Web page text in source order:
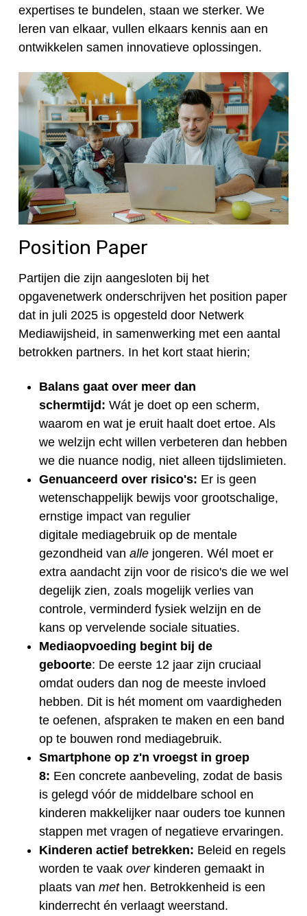
expertises te bundelen, staan we sterker. We
leren van elkaar, vullen elkaars kennis aan en
ontwikkelen samen innovatieve oplossingen.
Position Paper
Partijen die zijn aangesloten bij het
opgavenetwerk onderschrijven het position paper
dat in juli 2025 is opgesteld door Netwerk
Mediawijsheid, in samenwerking met een aantal
betrokken partners. In het kort staat hierin;
Balans gaat over meer dan
schermtijd: Wát je doet op een scherm,
waarom en wat je eruit haalt doet ertoe. Als
we welzijn echt willen verbeteren dan hebben
we die nuance nodig, niet alleen tijdslimieten.
Genuanceerd over risico's: Er is geen
wetenschappelijk bewijs voor grootschalige,
ernstige impact van regulier
digitale mediagebruik op de mentale
gezondheid van allejongeren. Wél moet er
extra aandacht zijn voor de risico's die we wel
degelijk zien, zoals mogelijk verlies van
controle, verminderd fysiek welzijn en de
kans op vervelende sociale situaties.
Mediaopvoeding begint bij de
geboorte: De eerste 12 jaar zijn cruciaal
omdat ouders dan nog de meeste invloed
hebben. Dit is hét moment om vaardigheden
te oefenen, afspraken te maken en een band
op te bouwen rond mediagebruik.
Smartphone op z'n vroegst in groep
8: Een concrete aanbeveling, zodat de basis
is gelegd vóór de middelbare school en
kinderen makkelijker naar ouders toe kunnen
stappen met vragen of negatieve ervaringen.
Kinderen actief betrekken: Beleid en regels
worden te vaak overkinderen gemaakt in
plaats van methen. Betrokkenheid is een
kinderrecht én verlaagt weerstand.